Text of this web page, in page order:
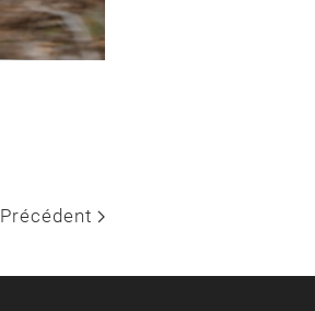
Précédent